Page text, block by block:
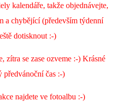
kalendáře, takže objednávejte,
a chybějící (především týdenní
dotisknout :-)
zítra se zase ozveme :-) Krásné
předvánoční čas :-)
najdete ve fotoalbu :-)